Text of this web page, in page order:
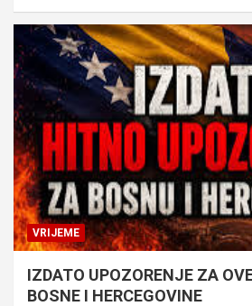
VRIJEME
IZDATO UPOZORENJE ZA
BOSNE I HERCEGOVINE